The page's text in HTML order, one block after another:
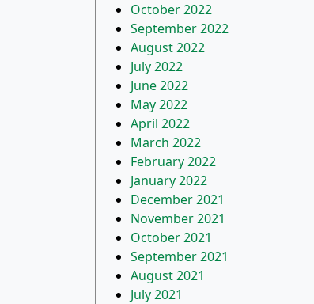
October 2022
September 2022
August 2022
July 2022
June 2022
May 2022
April 2022
March 2022
February 2022
January 2022
December 2021
November 2021
October 2021
September 2021
August 2021
July 2021